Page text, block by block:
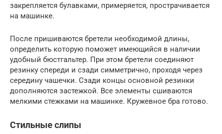
закрепляется булавками, примеряется, прострачивается
на машинке.
После пришиваются бретели необходимой длины,
определить которую поможет имеющийся в наличии
удобный бюстгальтер. При этом бретели соединяют
резинку спереди и сзади симметрично, проходя через
середину чашечки. Сзади концы основной резинки
дополняются застежкой. Все элементы сшиваются
мелкими стежками на машинке. Кружевное бра готово.
Стильные слипы